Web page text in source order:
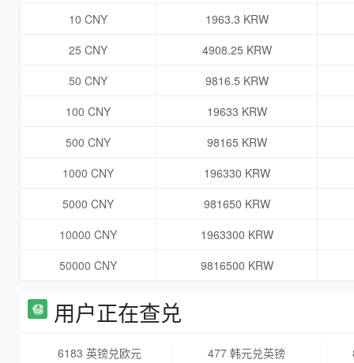
10 CNY
1963.3 KRW
25 CNY
4908.25 KRW
50 CNY
9816.5 KRW
100 CNY
19633 KRW
500 CNY
98165 KRW
1000 CNY
196330 KRW
5000 CNY
981650 KRW
10000 CNY
1963300 KRW
50000 CNY
9816500 KRW
用户正在查兑
6183 英镑兑欧元 477 韩元兑英镑